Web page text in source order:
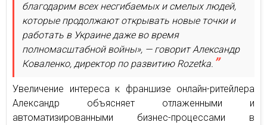
благодарим всех несгибаемых и смелых людей,
которые продолжают открывать новые точки и
работать в Украине даже во время
полномасштабной войны», — говорит Александр
Коваленко, директор по развитию Rozetka.
Увеличение интереса к франшизе онлайн-ритейлера
Александр объясняет отлаженными и
автоматизированными бизнес-процессами в